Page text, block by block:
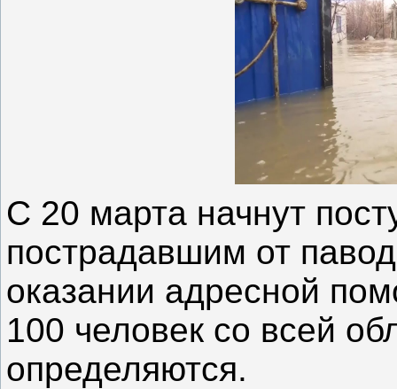
С 20 марта начнут
пострадавшим от
оказании адресной
100 человек со всей
определяются.